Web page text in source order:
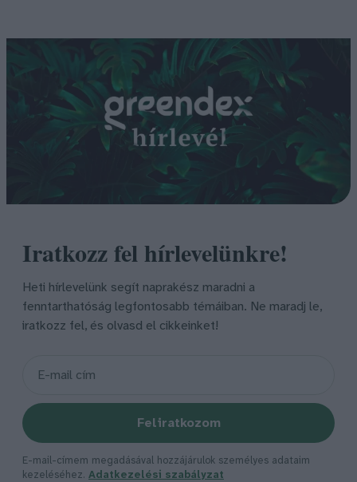
Iratkozz fel hírlevelünkre!
Heti hírlevelünk segít naprakész maradni a
fenntarthatóság legfontosabb témáiban. Ne maradj le,
iratkozz fel, és olvasd el cikkeinket!
Feliratkozom
E-mail-címem megadásával hozzájárulok személyes adataim
kezeléséhez. Adatkezelési szabályzat